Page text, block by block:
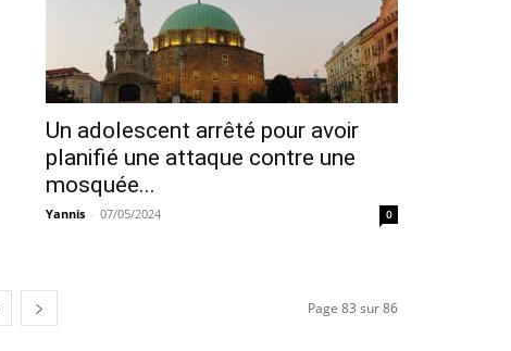
Un adolescent arrêté pour avoir
planifié une attaque contre une
mosquée...
Yannis - 07/05/2024 0
Page 83 sur 86